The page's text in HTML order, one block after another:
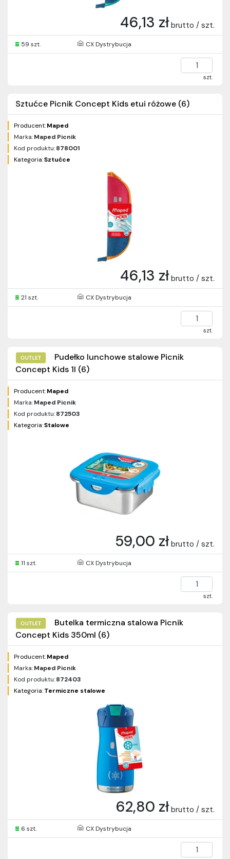
46,13 zł brutto / szt.
59 szt. CX Dystrybucja
szt.
Sztućce Picnik Concept Kids etui różowe (6)
Producent:Maped
Marka:Maped Picnik
Kod produktu:878001
Kategoria:Sztućce
46,13 zł brutto / szt.
21 szt. CX Dystrybucja
szt.
Pudełko lunchowe stalowe Picnik
Concept Kids 1l (6)
Producent:Maped
Marka:Maped Picnik
Kod produktu:872503
Kategoria:Stalowe
59,00 zł brutto / szt.
11 szt. CX Dystrybucja
szt.
Butelka termiczna stalowa Picnik
Concept Kids 350ml (6)
Producent:Maped
Marka:Maped Picnik
Kod produktu:872403
Kategoria:Termiczne stalowe
62,80 zł brutto / szt.
6 szt. CX Dystrybucja